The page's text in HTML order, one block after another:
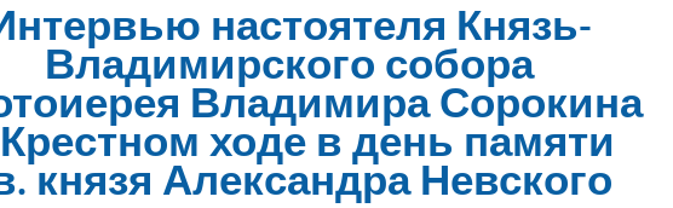
настоятеля Князь-
Владимирского собора
Владимира Сорокина
ходе в день памяти
князя Александра Невского